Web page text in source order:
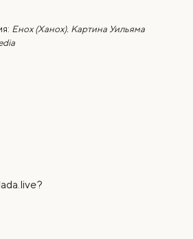
Енох (Ханох). Картина Уильяма